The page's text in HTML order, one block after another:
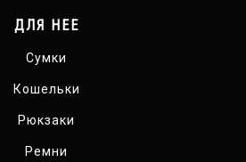
ДЛЯ НЕЕ
Сумки
Кошельки
Рюкзаки
Ремни